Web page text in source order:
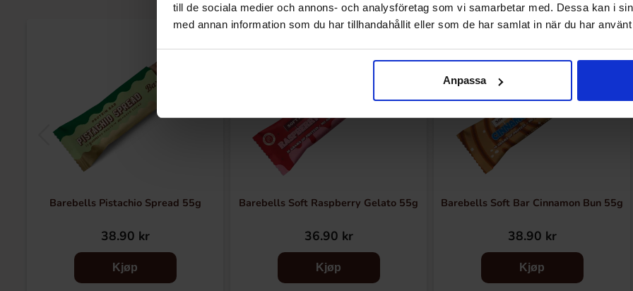
till de sociala medier och annons- och analysföretag som vi samarbetar med. Dessa kan i
med annan information som du har tillhandahållit eller som de har samlat in när du har
Anpassa
Barebells Pistachio Spread 55g
38.90 kr
Kjøp
Barebells Soft Raspberry Gelato 55g
36.90 kr
Kjøp
Barebells Soft Bar Cinnamon Bun 55g
38.90 kr
Kjøp